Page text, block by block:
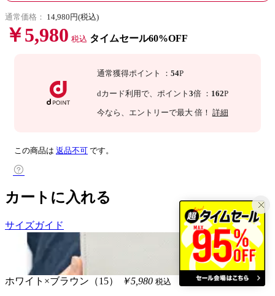
通常価格： 14,980円(税込)
￥5,980 税込 タイムセール60%OFF
通常獲得ポイント ： 54P
dカード利用で、 ポイント 3倍 ： 162P
今なら 、エントリーで最大 倍！ 詳細
この商品は 返品不可 です。
カートに入れる
サイズガイド
ホワイト×ブラウン（15） ￥5,980 税込